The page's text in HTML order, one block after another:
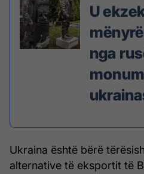
U
nga
Ukraina është bërë
alternative të eksportit të